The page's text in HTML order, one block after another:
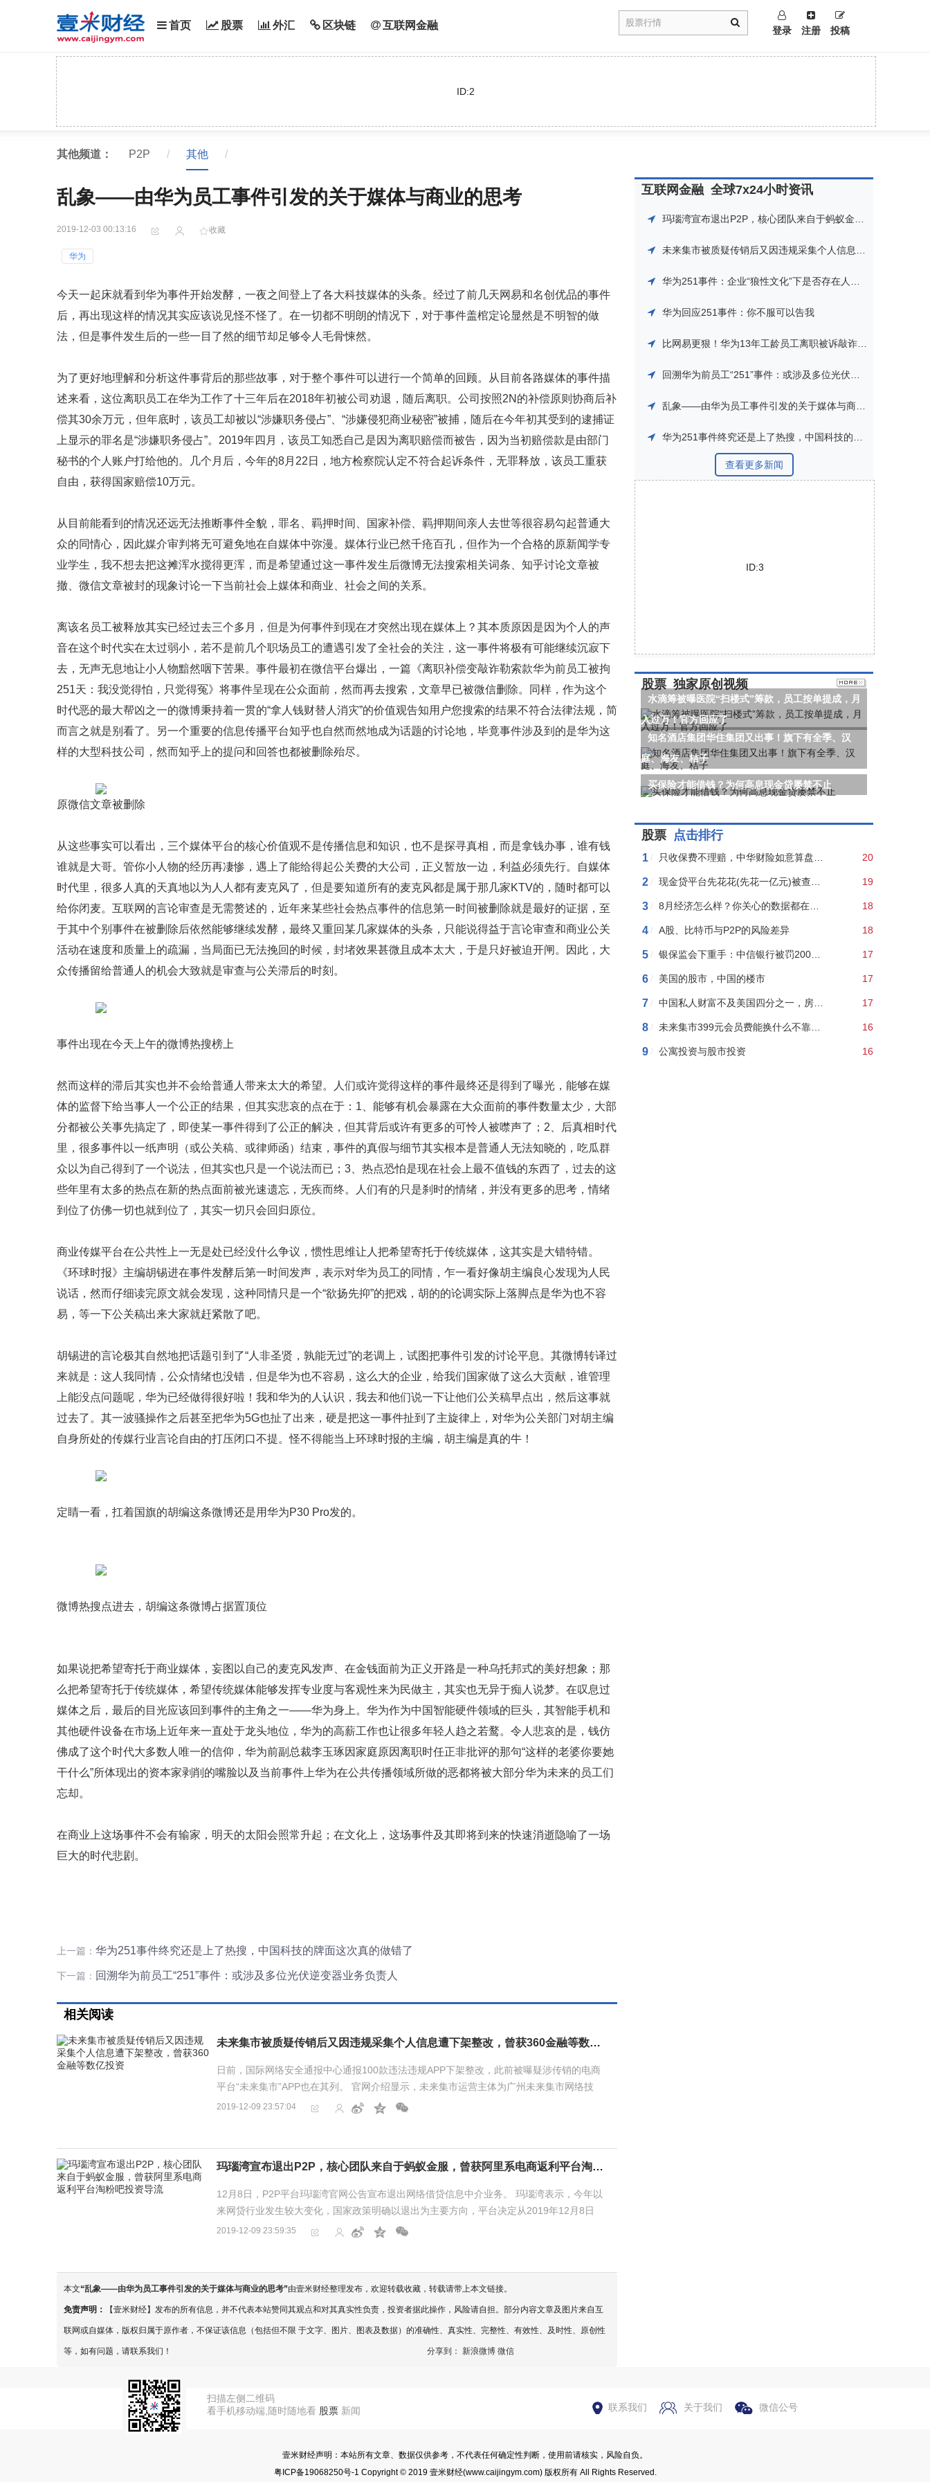
首页 股票 外汇 区块链 互联网金融 登录 注册 投稿
ID:2
其他频道： P2P / 其他 /
乱象——由华为员工事件引发的关于媒体与商业的思考
2019-12-03 00:13:16 收藏
华为
今天一起床就看到华为事件开始发酵，一夜之间登上了各大科技媒体的头条。经过了前几天网易和名创优品的事件
后，再出现这样的情况其实应该说见怪不怪了。在一切都不明朗的情况下，对于事件盖棺定论显然是不明智的做
法，但是事件发生后的一些一目了然的细节却足够令人毛骨悚然。
为了更好地理解和分析这件事背后的那些故事，对于整个事件可以进行一个简单的回顾。从目前各路媒体的事件描
述来看，这位离职员工在华为工作了十三年后在2018年初被公司劝退，随后离职。公司按照2N的补偿原则协商后补
偿其30余万元，但年底时，该员工却被以“涉嫌职务侵占”、“涉嫌侵犯商业秘密”被捕，随后在今年初其受到的逮捕证
上显示的罪名是“涉嫌职务侵占”。2019年四月，该员工知悉自己是因为离职赔偿而被告，因为当初赔偿款是由部门
秘书的个人账户打给他的。几个月后，今年的8月22日，地方检察院认定不符合起诉条件，无罪释放，该员工重获
自由，获得国家赔偿10万元。
从目前能看到的情况还远无法推断事件全貌，罪名、羁押时间、国家补偿、羁押期间亲人去世等很容易勾起普通大
众的同情心，因此媒介审判将无可避免地在自媒体中弥漫。媒体行业已然千疮百孔，但作为一个合格的原新闻学专
业学生，我不想去把这摊浑水搅得更浑，而是希望通过这一事件发生后微博无法搜索相关词条、知乎讨论文章被
撤、微信文章被封的现象讨论一下当前社会上媒体和商业、社会之间的关系。
离该名员工被释放其实已经过去三个多月，但是为何事件到现在才突然出现在媒体上？其本质原因是因为个人的声
音在这个时代实在太过弱小，若不是前几个职场员工的遭遇引发了全社会的关注，这一事件将极有可能继续沉寂下
去，无声无息地让小人物黯然咽下苦果。事件最初在微信平台爆出，一篇《离职补偿变敲诈勒索款华为前员工被拘
251天：我没觉得怕，只觉得冤》将事件呈现在公众面前，然而再去搜索，文章早已被微信删除。同样，作为这个
时代恶的最大帮凶之一的微博秉持着一贯的“拿人钱财替人消灾”的价值观告知用户您搜索的结果不符合法律法规，简
而言之就是别看了。另一个重要的信息传播平台知乎也自然而然地成为话题的讨论地，毕竟事件涉及到的是华为这
样的大型科技公司，然而知乎上的提问和回答也都被删除殆尽。
原微信文章被删除
从这些事实可以看出，三个媒体平台的核心价值观不是传播信息和知识，也不是探寻真相，而是拿钱办事，谁有钱
谁就是大哥。管你小人物的经历再凄惨，遇上了能给得起公关费的大公司，正义暂放一边，利益必须先行。自媒体
时代里，很多人真的天真地以为人人都有麦克风了，但是要知道所有的麦克风都是属于那几家KTV的，随时都可以
给你闭麦。互联网的言论审查是无需赘述的，近年来某些社会热点事件的信息第一时间被删除就是最好的证据，至
于其中个别事件在被删除后依然能够继续发酵，最终又重回某几家媒体的头条，只能说得益于言论审查和商业公关
活动在速度和质量上的疏漏，当局面已无法挽回的时候，封堵效果甚微且成本太大，于是只好被迫开闸。因此，大
众传播留给普通人的机会大致就是审查与公关滞后的时刻。
事件出现在今天上午的微博热搜榜上
然而这样的滞后其实也并不会给普通人带来太大的希望。人们或许觉得这样的事件最终还是得到了曝光，能够在媒
体的监督下给当事人一个公正的结果，但其实悲哀的点在于：1、能够有机会暴露在大众面前的事件数量太少，大部
分都被公关事先搞定了，即使某一事件得到了公正的解决，但其背后或许有更多的可怜人被噤声了；2、后真相时代
里，很多事件以一纸声明（或公关稿、或律师函）结束，事件的真假与细节其实根本是普通人无法知晓的，吃瓜群
众以为自己得到了一个说法，但其实也只是一个说法而已；3、热点恐怕是现在社会上最不值钱的东西了，过去的这
些年里有太多的热点在新的热点面前被光速遗忘，无疾而终。人们有的只是刹时的情绪，并没有更多的思考，情绪
到位了仿佛一切也就到位了，其实一切只会回归原位。
商业传媒平台在公共性上一无是处已经没什么争议，惯性思维让人把希望寄托于传统媒体，这其实是大错特错。
《环球时报》主编胡锡进在事件发酵后第一时间发声，表示对华为员工的同情，乍一看好像胡主编良心发现为人民
说话，然而仔细读完原文就会发现，这种同情只是一个“欲扬先抑”的把戏，胡的的论调实际上落脚点是华为也不容
易，等一下公关稿出来大家就赶紧散了吧。
胡锡进的言论极其自然地把话题引到了“人非圣贤，孰能无过”的老调上，试图把事件引发的讨论平息。其微博转译过
来就是：这人我同情，公众情绪也没错，但是华为也不容易，这么大的企业，给我们国家做了这么大贡献，谁管理
上能没点问题呢，华为已经做得很好啦！我和华为的人认识，我去和他们说一下让他们公关稿早点出，然后这事就
过去了。其一波骚操作之后甚至把华为5G也扯了出来，硬是把这一事件扯到了主旋律上，对华为公关部门对胡主编
自身所处的传媒行业言论自由的打压闭口不提。怪不得能当上环球时报的主编，胡主编是真的牛！
定睛一看，扛着国旗的胡编这条微博还是用华为P30 Pro发的。
微博热搜点进去，胡编这条微博占据置顶位
如果说把希望寄托于商业媒体，妄图以自己的麦克风发声、在金钱面前为正义开路是一种乌托邦式的美好想象；那
么把希望寄托于传统媒体，希望传统媒体能够发挥专业度与客观性来为民做主，其实也无异于痴人说梦。在叹息过
媒体之后，最后的目光应该回到事件的主角之一——华为身上。华为作为中国智能硬件领域的巨头，其智能手机和
其他硬件设备在市场上近年来一直处于龙头地位，华为的高薪工作也让很多年轻人趋之若鹜。令人悲哀的是，钱仿
佛成了这个时代大多数人唯一的信仰，华为前副总裁李玉琢因家庭原因离职时任正非批评的那句“这样的老婆你要她
干什么”所体现出的资本家剥削的嘴脸以及当前事件上华为在公共传播领域所做的恶都将被大部分华为未来的员工们
忘却。
在商业上这场事件不会有输家，明天的太阳会照常升起；在文化上，这场事件及其即将到来的快速消逝隐喻了一场
巨大的时代悲剧。
上一篇： 华为251事件终究还是上了热搜，中国科技的牌面这次真的做错了
下一篇： 回溯华为前员工“251”事件：或涉及多位光伏逆变器业务负责人
相关阅读
未来集市被质疑传销后又因违规采集个人信息遭下架整改，曾获360金融等数亿投资
日前，国际网络安全通报中心通报100款违法违规APP下架整改，此前被曝疑涉传销的电商
平台“未来集市”APP也在其列。 官网介绍显示，未来集市运营主体为广州未来集市网络技
术有限公司，成立于2018年，2019年3月8日未来集市APP上...
2019-12-09 23:57:04
玛瑙湾宣布退出P2P，核心团队来自于蚂蚁金服，曾获阿里系电商返利平台淘粉吧投资导流
12月8日，P2P平台玛瑙湾官网公告宣布退出网络借贷信息中介业务。 玛瑙湾表示，今年以
来网贷行业发生较大变化，国家政策明确以退出为主要方向，平台决定从2019年12月8日
起正式启动退出工作，并通过业务转型实现企业平稳发展。...
2019-12-09 23:59:35
本文“乱象——由华为员工事件引发的关于媒体与商业的思考”由壹米财经整理发布，欢迎转载收藏，转载请带上本文链接。
免责声明： 【壹米财经】发布的所有信息，并不代表本站赞同其观点和对其真实性负责，投资者据此操作，风险请自担。部分内容文章及图片来自互
联网或自媒体，版权归属于原作者，不保证该信息（包括但不限 于文字、图片、图表及数据）的准确性、真实性、完整性、有效性、及时性、原创性
等，如有问题，请联系我们！ 分享到： 新浪微博 微信
互联网金融 全球7x24小时资讯
玛瑙湾宣布退出P2P，核心团队来自于蚂蚁金服，曾获阿里系电商返利平台淘粉吧投资导流
未来集市被质疑传销后又因违规采集个人信息遭下架整改，曾获360金融等数亿投资
华为251事件：企业“狼性文化”下是否存在人性温度
华为回应251事件：你不服可以告我
比网易更狠！华为13年工龄员工离职被诉敲诈，羁押长达251天
回溯华为前员工“251”事件：或涉及多位光伏逆变器业务负责人
乱象——由华为员工事件引发的关于媒体与商业的思考
华为251事件终究还是上了热搜，中国科技的牌面这次真的做错了
查看更多新闻
ID:3
股票 独家原创视频
水滴筹被曝医院“扫楼式”筹款，员工按单提成，月
入过万！官方回应了
知名酒店集团华住集团又出事！旗下有全季、汉
庭、海友、桔子
买保险才能借钱？为何高息现金贷屡禁不止
股票 点击排行
1 / 20
2 / 19
3 / 18
4 / A股、比特币与P2P的风险差异 18
5 / 17
6 / 美国的股市，中国的楼市 17
7 / 17
8 / 16
9 / 公寓投资与股市投资 16
扫描左侧二维码
看手机移动端,随时随地看 股票 新闻 联系我们 关于我们 微信公号
壹米财经声明：本站所有文章、数据仅供参考，不代表任何确定性判断，使用前请核实，风险自负。
粤ICP备19068250号-1 Copyright © 2019 壹米财经(www.caijingym.com) 版权所有 All Rights Reserved.